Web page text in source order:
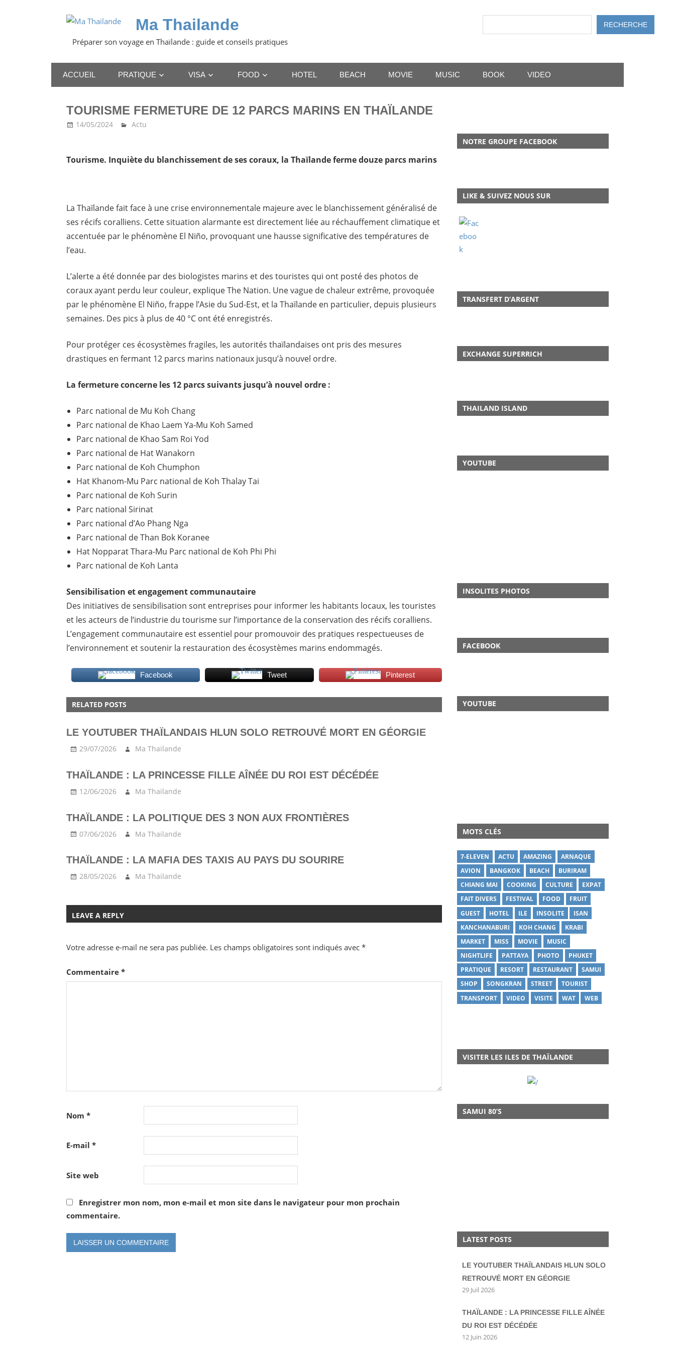
Ma Thailande
Préparer son voyage en Thaïlande : guide et conseils pratiques
RECHERCHE
ACCUEIL PRATIQUE VISA FOOD HOTEL BEACH MOVIE MUSIC BOOK VIDEO
TOURISME FERMETURE DE 12 PARCS MARINS EN THAÏLANDE
14/05/2024 Ma Thailande
Actu
Tourisme. Inquiète du blanchissement de ses coraux, la Thaïlande ferme douze parcs marins
La Thaïlande fait face à une crise environnementale majeure avec le blanchissement généralisé de
ses récifs coralliens. Cette situation alarmante est directement liée au réchauffement climatique et
accentuée par le phénomène El Niño, provoquant une hausse significative des températures de
l’eau.
L’alerte a été donnée par des biologistes marins et des touristes qui ont posté des photos de
coraux ayant perdu leur couleur, explique The Nation. Une vague de chaleur extrême, provoquée
par le phénomène El Niño, frappe l’Asie du Sud-Est, et la Thaïlande en particulier, depuis plusieurs
semaines. Des pics à plus de 40 °C ont été enregistrés.
Pour protéger ces écosystèmes fragiles, les autorités thaïlandaises ont pris des mesures
drastiques en fermant 12 parcs marins nationaux jusqu’à nouvel ordre.
La fermeture concerne les 12 parcs suivants jusqu’à nouvel ordre :
Parc national de Mu Koh Chang
Parc national de Khao Laem Ya-Mu Koh Samed
Parc national de Khao Sam Roi Yod
Parc national de Hat Wanakorn
Parc national de Koh Chumphon
Hat Khanom-Mu Parc national de Koh Thalay Tai
Parc national de Koh Surin
Parc national Sirinat
Parc national d’Ao Phang Nga
Parc national de Than Bok Koranee
Hat Nopparat Thara-Mu Parc national de Koh Phi Phi
Parc national de Koh Lanta
Sensibilisation et engagement communautaire
Des initiatives de sensibilisation sont entreprises pour informer les habitants locaux, les touristes
et les acteurs de l’industrie du tourisme sur l’importance de la conservation des récifs coralliens.
L’engagement communautaire est essentiel pour promouvoir des pratiques respectueuses de
l’environnement et soutenir la restauration des écosystèmes marins endommagés.
Facebook Tweet Pinterest
RELATED POSTS
LE YOUTUBER THAÏLANDAIS HLUN SOLO RETROUVÉ MORT EN GÉORGIE
29/07/2026 Ma Thailande
THAÏLANDE : LA PRINCESSE FILLE AÎNÉE DU ROI EST DÉCÉDÉE
12/06/2026 Ma Thailande
THAÏLANDE : LA POLITIQUE DES 3 NON AUX FRONTIÈRES
07/06/2026 Ma Thailande
THAÏLANDE : LA MAFIA DES TAXIS AU PAYS DU SOURIRE
28/05/2026 Ma Thailande
LEAVE A REPLY
Votre adresse e-mail ne sera pas publiée. Les champs obligatoires sont indiqués avec *
Commentaire *
Nom *
E-mail *
Site web
Enregistrer mon nom, mon e-mail et mon site dans le navigateur pour mon prochain
commentaire.
NOTRE GROUPE FACEBOOK
LIKE & SUIVEZ NOUS SUR
TRANSFERT D’ARGENT
EXCHANGE SUPERRICH
THAILAND ISLAND
YOUTUBE
INSOLITES PHOTOS
FACEBOOK
YOUTUBE
MOTS CLÉS
7-ELEVEN ACTU AMAZING
ARNAQUE
AVION
BANGKOK BEACH
BURIRAM
CHIANG MAI
COOKING CULTURE
EXPAT
FAIT DIVERS
FESTIVAL FOOD
FRUIT
GUEST
HOTEL ILE INSOLITE
ISAN
KANCHANABURI
KOH CHANG
KRABI
MARKET
MISS MOVIE
MUSIC
NIGHTLIFE
PATTAYA PHOTO
PHUKET
PRATIQUE
RESORT RESTAURANT
SAMUI
SHOP
SONGKRAN STREET
TOURIST
TRANSPORT
VIDEO VISITE WAT WEB
VISITER LES ILES DE THAÏLANDE
SAMUI 80’S
LATEST POSTS
LE YOUTUBER THAÏLANDAIS HLUN SOLO
RETROUVÉ MORT EN GÉORGIE
29 Juil 2026
THAÏLANDE : LA PRINCESSE FILLE AÎNÉE
DU ROI EST DÉCÉDÉE
12 Juin 2026